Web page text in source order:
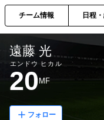
チーム情報 日程
遠藤 光
エンドウ ヒカル
20 MF
フォロー